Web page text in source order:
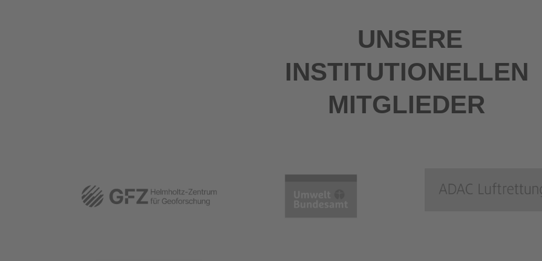
UNSERE
INSTITUTIONELLEN
MITGLIEDER